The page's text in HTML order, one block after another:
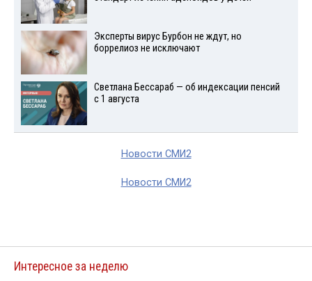
Эксперты вирус Бурбон не ждут, но
боррелиоз не исключают
Светлана Бессараб — об индексации пенсий
с 1 августа
Новости СМИ2
Новости СМИ2
Интересное за неделю